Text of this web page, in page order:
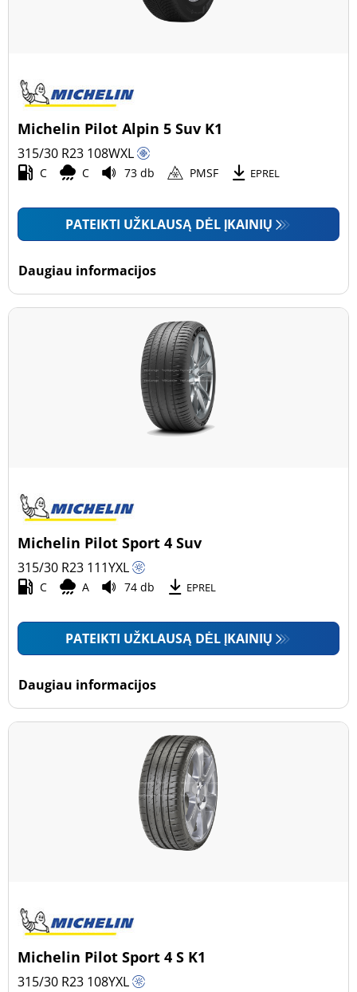
Michelin Pilot Alpin 5 Suv K1
315/30 R23 108WXL
C C 73 db PMSF EPREL
PATEIKTI UŽKLAUSĄ DĖL ĮKAINIŲ
Daugiau informacijos
Michelin Pilot Sport 4 Suv
315/30 R23 111YXL
C A 74 db EPREL
PATEIKTI UŽKLAUSĄ DĖL ĮKAINIŲ
Daugiau informacijos
Michelin Pilot Sport 4 S K1
315/30 R23 108YXL